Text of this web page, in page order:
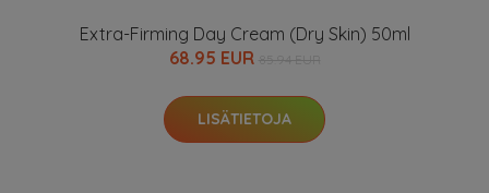
Extra-Firming Day Cream (Dry Skin) 50ml
68.95 EUR
LISÄTIETOJA